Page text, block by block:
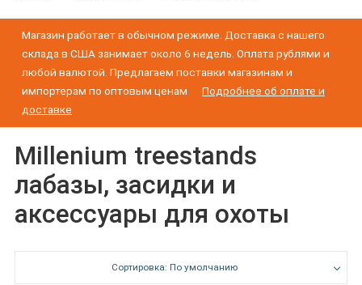
Магазин работает в обычном режиме. Доставка с нашего
склада в США занимает около 6 недель. Оплата рублями и
любой валютой. Предлагаем поставки магазинам и
импортерам по оптовым ценам
Подробнее об оплате и
доставке
Millenium treestands
лабазы, засидки и
аксессуары для охоты
Сортировка: По умолчанию